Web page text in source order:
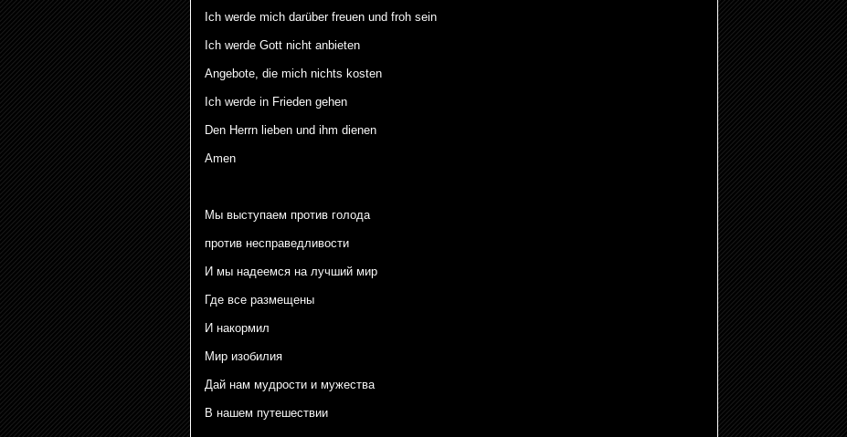
Ich werde mich darüber freuen und froh sein
Ich werde Gott nicht anbieten
Angebote, die mich nichts kosten
Ich werde in Frieden gehen
Den Herrn lieben und ihm dienen
Amen
Мы выступаем против голода
против несправедливости
И мы надеемся на лучший мир
Где все размещены
И накормил
Мир изобилия
Дай нам мудрости и мужества
В нашем путешествии